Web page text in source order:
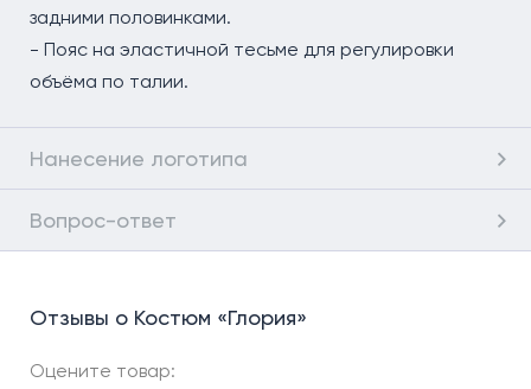
задними половинками.
- Пояс на эластичной тесьме для регулировки
объёма по талии.
Нанесение логотипа
Вопрос-ответ
Отзывы о Костюм «Глория»
Оцените товар: